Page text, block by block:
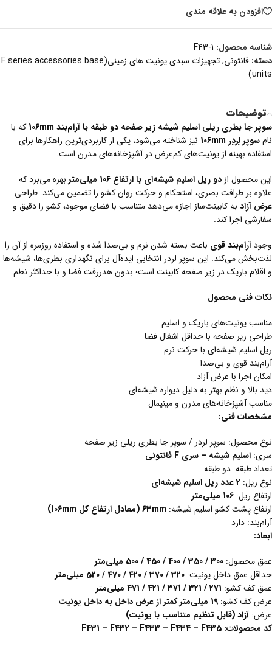
افزودن به علاقه مندی
شناسه محصول: F43-1
دسته: فانتونی,
تجهیزات سبدی یونیت های زمینی(F series accessories base
units)
توضیحات
سوپر جا بطری ریلی اسلیم شیشه زیر صفحه دو طبقه با آرام‌بند 106 mm
که با
نامسوپر لِردِر 106 mm
نیز شناخته می‌شود، یکی از کاربردی‌ترین راهکارها برای
استفاده بهینه از یونیت‌های کم‌عرض در آشپزخانه‌های مدرن است.
این محصول از دو ریل اسلیم شیشه‌ای با ارتفاع 106 میلی‌متر
بهره می‌برد که
علاوه بر ظرافت بصری، استحکام و حرکت روان کشو را تضمین می‌کند. طراحی
عرض آزاد به کابینت‌ساز اجازه می‌دهد متناسب با فضای موجود، کشو را دقیق و
سفارشی اجرا کند.
وجودآرام‌بند قوی باعث بسته شدن نرم و بی‌صدا شده و استفاده روزمره از آن را
لذت‌بخش می‌کند. این سوپر لردر انتخابی ایده‌آل برای نگهداری بطری‌ها، شیشه‌ها
و اقلام باریک در زیر صفحه کابینت است؛ بدون هدررفت فضا و با حداکثر نظم.
نکات فنی محصول
مناسب یونیت‌های باریک و اسلیم
طراحی زیر صفحه با حداقل اشغال فضا
ریل اسلیم شیشه‌ای با حرکت نرم
آرام‌بند قوی و بی‌صدا
امکان اجرا با عرض آزاد
دید بالا و نظم بهتر به دلیل دیواره شیشه‌ای
مناسب آشپزخانه‌های مدرن و مینیمال
مشخصات فنی:
نوع محصول: سوپر لردر / سوپر جا بطری ریلی زیر صفحه
سری: اسلیم شیشه – سری F فانتونی
تعداد طبقه: دو طبقه
نوع ریل: 2 عدد ریل اسلیم شیشه‌ای
ارتفاع ریل: 106 میلی‌متر
ارتفاع پشت کشو اسلیم شیشه:
63mm (معادل ارتفاع کل 106 mm
)
آرام‌بند: دارد
ابعاد:
عمق محصول: 300 / 350 / 400 / 450 / 500 میلی‌متر
حداقل عمق داخل یونیت: 320 / 370 / 420 / 470 / 520 میلی‌متر
عمق کف کشو: 271 / 321 / 371 / 421 / 471 میلی‌متر
عرض کف کشو: 19 میلی‌متر کمتر از عرض داخل به داخل یونیت
عرض: آزاد (قابل تنظیم متناسب با یونیت)
کد محصولات:
F431 – F432 – F433 – F434 – F435